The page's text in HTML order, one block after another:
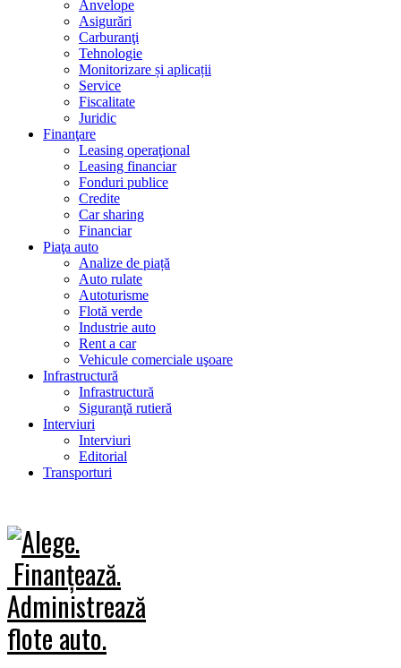
Anvelope
Asigurări
Carburanţi
Tehnologie
Monitorizare și aplicații
Service
Fiscalitate
Juridic
Finanţare
Leasing operaţional
Leasing financiar
Fonduri publice
Credite
Car sharing
Financiar
Piaţa auto
Analize de piață
Auto rulate
Autoturisme
Flotă verde
Industrie auto
Rent a car
Vehicule comerciale uşoare
Infrastructură
Infrastructură
Siguranţă rutieră
Interviuri
Interviuri
Editorial
Transporturi